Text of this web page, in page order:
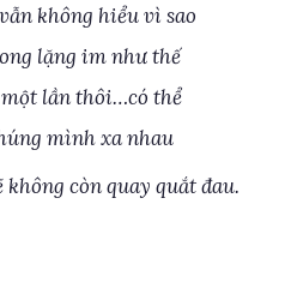
không hiểu vì sao
lặng im như thế
lần thôi…có thể
mình xa nhau
còn quay quắt đau.